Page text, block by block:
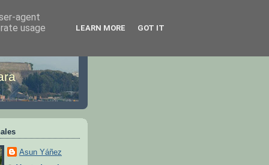
Asun Yáñez
agent
usage
LEARN MORE GOT IT